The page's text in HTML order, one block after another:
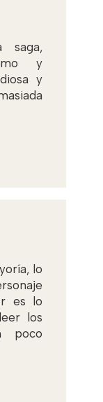
saga,
y
y
lo
es lo
los
poco